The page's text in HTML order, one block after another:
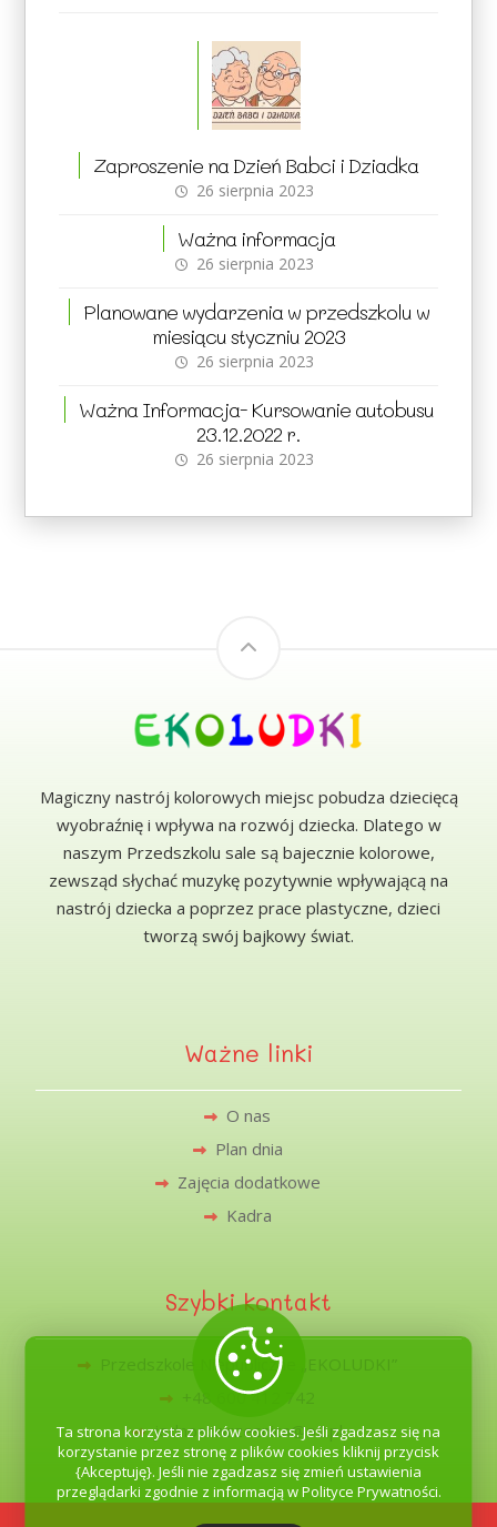
Zaproszenie na Dzień Babci i Dziadka
26 sierpnia 2023
Ważna informacja
26 sierpnia 2023
Planowane wydarzenia w przedszkolu w
miesiącu styczniu 2023
26 sierpnia 2023
Ważna Informacja- Kursowanie autobusu
23.12.2022 r.
26 sierpnia 2023
Magiczny nastrój kolorowych miejsc pobudza dziecięcą
wyobraźnię i wpływa na rozwój dziecka. Dlatego w
naszym Przedszkolu sale są bajecznie kolorowe,
zewsząd słychać muzykę pozytywnie wpływającą na
nastrój dziecka a poprzez prace plastyczne, dzieci
tworzą swój bajkowy świat.
Ważne linki
O nas
Plan dnia
Zajęcia dodatkowe
Kadra
Szybki kontakt
Przedszkole Niepubliczne „EKOLUDKI”
+48 600 412 742
jednoscwrzesnica@o2.pl
Ta strona korzysta z plików cookies. Jeśli zgadzasz się na
korzystanie przez stronę z plików cookies kliknij przycisk
{Akceptuję}. Jeśli nie zgadzasz się zmień ustawienia
przeglądarki zgodnie z informacją w Polityce Prywatności.